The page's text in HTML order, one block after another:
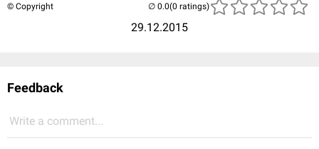
© Copyright
29.12.2015
(0 ratings)
Feedback
Write a comment...